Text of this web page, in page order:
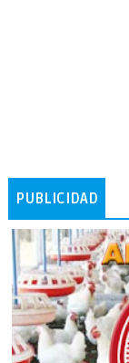
PUBLICIDAD